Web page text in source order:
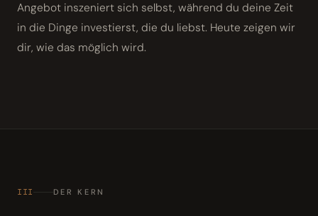
Angebot inszeniert sich selbst, während du deine Zeit
in die Dinge investierst, die du liebst. Heute zeigen wir
dir, wie das möglich wird.
III DER KERN